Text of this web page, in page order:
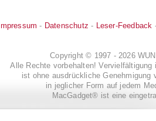
Impressum - Datenschutz - Leser-Feedback
Copyright © 1997 - 2026
Alle Rechte vorbehalten! Vervielfältigung
ist ohne ausdrückliche Genehmigung
in jeglicher Form auf jedem
MacGadget® ist eine